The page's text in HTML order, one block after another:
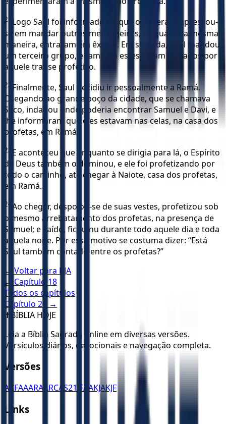
21
Logo Saul foi informado do que ocorrera, e apressou-
se em mandar outros mensageiros, os quais, da mesma
maneira, entraram em êxtase. Em seguida, Saul mandou
um terceiro grupo, e também estes foram tomados por
aquele transe profético.
22 Finalmente, Saul decidiu ir pessoalmente a Ramá.
Chegando ao grande poço da cidade, que se chamava
Seco, indagou onde poderia encontrar Samuel e Davi, e
lhe informaram que eles estavam nas celas, na casa dos
profetas, em Ramá.
23 E aconteceu que enquanto se dirigia para lá, o Espírito
de Deus também o dominou, e ele foi profetizando por
todo o caminho, até chegar à Naiote, casa dos profetas,
em Ramá.
24 Ao chegar, despojou-se de suas vestes, profetizou sob
o mesmo arrebatamento dos profetas, na presença de
Samuel; e caído, ficou nu durante todo aquele dia e toda
aquela noite. Por esse motivo se costuma dizer: “Está
Saul também contado entre os profetas?”
← Voltar para KJA
← Capítulo 18
Todos os capítulos
Capítulo 20
→
✝️ BÍBLIA HOJE
Leia a Bíblia Sagrada online em diversas versões.
Versículos diários, devocionais e navegação completa.
Versões
ACFAAARA ARCAS21 JFAAKJAKJF
Links